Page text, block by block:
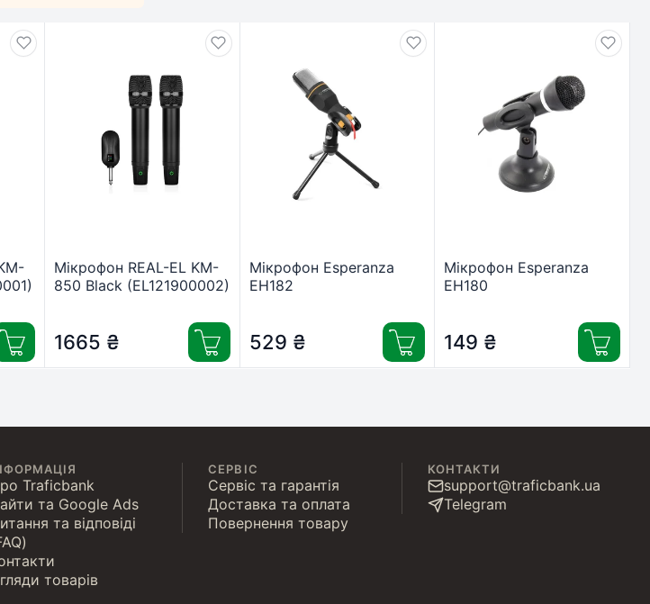
Мікрофон REAL-EL KM-
850 Black (EL121900002)
1665 ₴
Мікрофон Esperanza
EH182
529 ₴
Мікрофон Esperanza
EH180
149 ₴
Traficbank
та Google Ads
та відповіді
товарів
СЕРВІС
Сервіс та гарантія
Доставка та оплата
Повернення товару
КОНТАКТИ
support@traficbank.ua
Telegram